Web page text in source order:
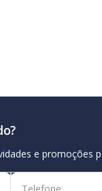
e promoções